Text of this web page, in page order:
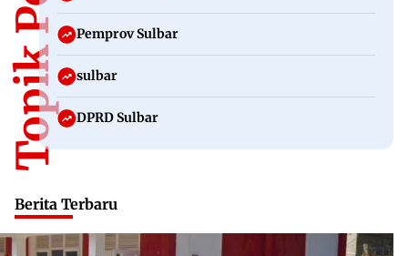
Pemprov Sulbar
sulbar
DPRD Sulbar
Berita Terbaru